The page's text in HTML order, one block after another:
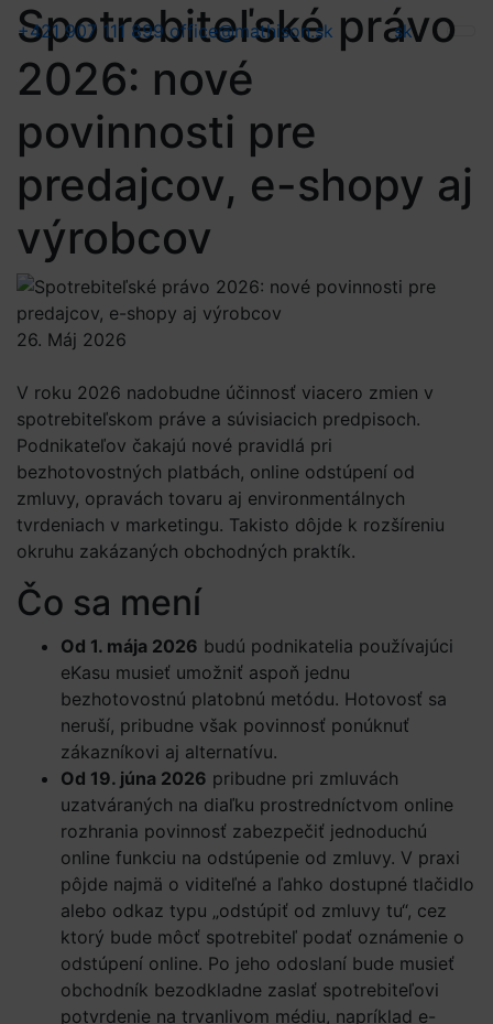
+421 907 111 899 office@mathison.sk sk/
Spotrebiteľské právo
2026: nové
povinnosti pre
predajcov, e-shopy aj
výrobcov
26. Máj 2026
V roku 2026 nadobudne účinnosť viacero zmien v
spotrebiteľskom práve a súvisiacich predpisoch.
Podnikateľov čakajú nové pravidlá pri
bezhotovostných platbách, online odstúpení od
zmluvy, opravách tovaru aj environmentálnych
tvrdeniach v marketingu. Takisto dôjde k rozšíreniu
okruhu zakázaných obchodných praktík.
Čo sa mení
Od 1. mája 2026 budú podnikatelia používajúci
eKasu musieť umožniť aspoň jednu
bezhotovostnú platobnú metódu. Hotovosť sa
neruší, pribudne však povinnosť ponúknuť
zákazníkovi aj alternatívu.
Od 19. júna 2026 pribudne pri zmluvách
uzatváraných na diaľku prostredníctvom online
rozhrania povinnosť zabezpečiť jednoduchú
online funkciu na odstúpenie od zmluvy. V praxi
pôjde najmä o viditeľné a ľahko dostupné tlačidlo
alebo odkaz typu „odstúpiť od zmluvy tu“, cez
ktorý bude môcť spotrebiteľ podať oznámenie o
odstúpení online. Po jeho odoslaní bude musieť
obchodník bezodkladne zaslať spotrebiteľovi
potvrdenie na trvanlivom médiu, napríklad e-